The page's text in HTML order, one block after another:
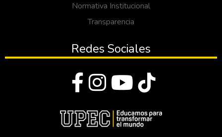
Normativa Institucional
Transparencia
Redes Sociales